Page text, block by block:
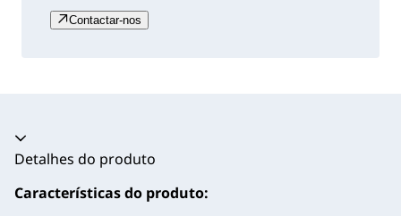
Contactar-nos
Acordeão recolhido
Detalhes do produto
Características do produto: